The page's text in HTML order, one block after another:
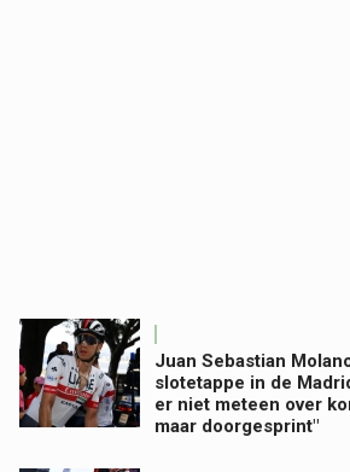
Juan Sebastian
slotetappe in de
er niet meteen over
maar doorgesprint"